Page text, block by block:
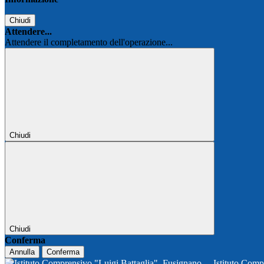
Chiudi
Attendere...
Attendere il completamento dell'operazione...
Chiudi
Chiudi
Conferma
Annulla Conferma